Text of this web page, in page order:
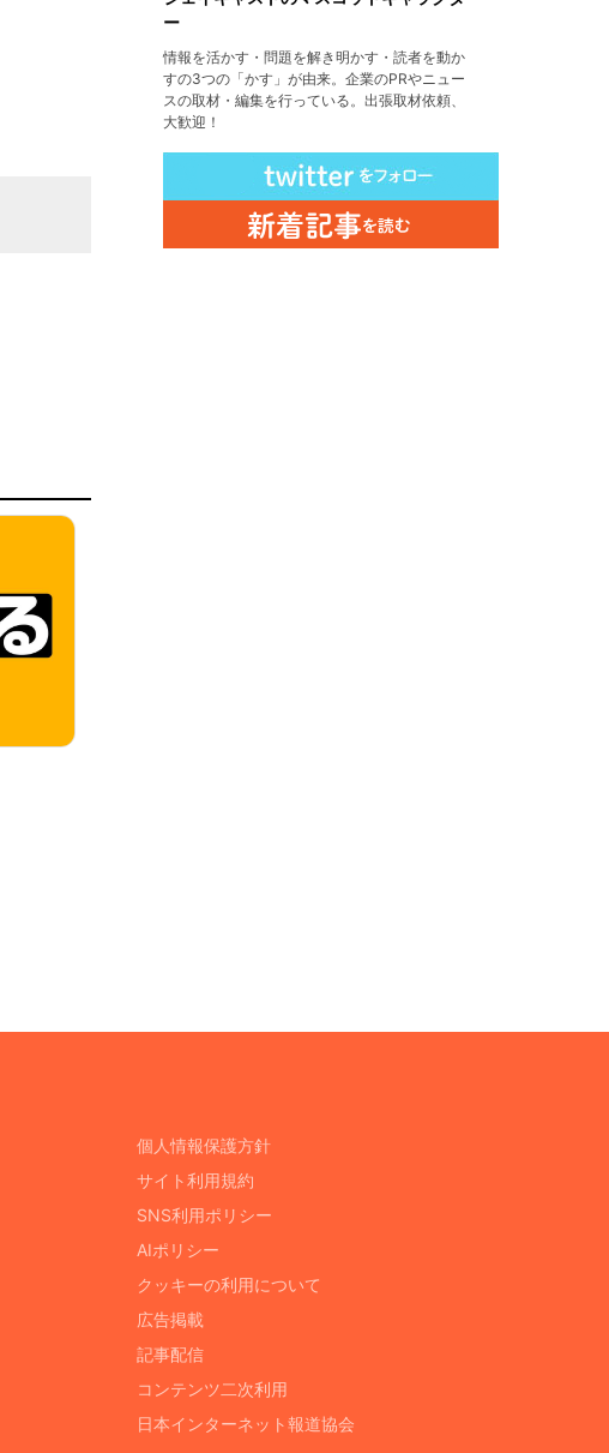
ー
情報を活かす・問題を解き明かす・読者を動か
すの3つの「かす」が由来。企業のPRやニュー
スの取材・編集を行っている。出張取材依頼、
大歓迎！
個人情報保護方針
サイト利用規約
SNS利用ポリシー
AIポリシー
クッキーの利用について
広告掲載
記事配信
コンテンツ二次利用
日本インターネット報道協会